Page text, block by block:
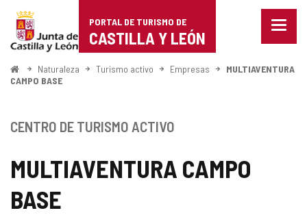
Portal
de
Turismo
de
Castilla
León
PORTAL DE TURISMO DE
CASTILLA Y LEÓN
Menu
InicioNaturaleza Turismo activo Empresas
MULTIAVENTURA
CAMPO BASE
MULTIAVENTURA CAMPO
BASE
CENTRO DE TURISMO ACTIVO